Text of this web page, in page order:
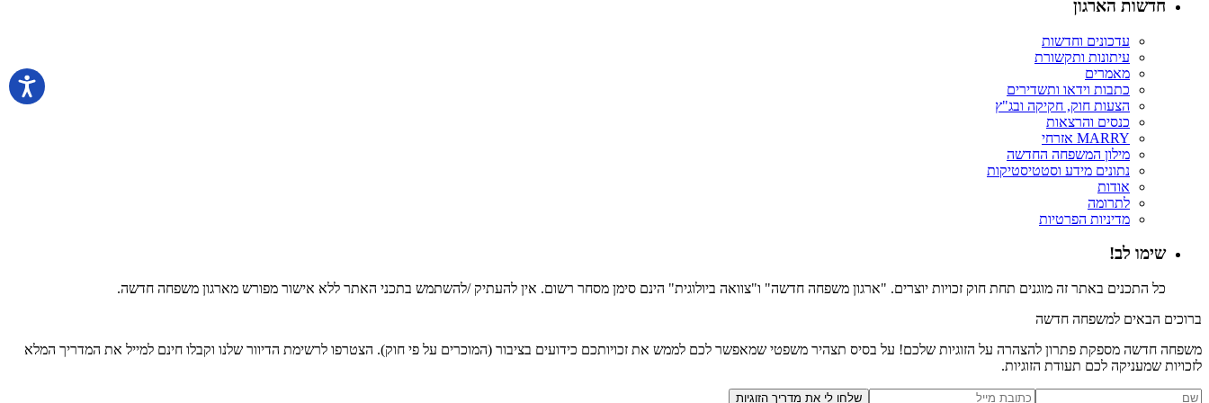
חדשות הארגון
עדכונים וחדשות
עיתונות ותקשורת
מאמרים
כתבות וידאו ותשדירים
הצעות חוק, חקיקה ובג"ץ
כנסים והרצאות
MARRY אזרחי
מילון המשפחה החדשה
נתונים מידע וסטטיסטיקות
אודות
לתרומה
מדיניות הפרטיות
שימו לב!
כל התכנים באתר זה מוגנים תחת חוק זכויות יוצרים. "ארגון משפחה חדשה" ו"צוואה ביולוגית" הינם סימן מסחר רשום. אין להעתיק /להשתמש בתכני האתר ללא אישור מפורש מארגון משפחה חדשה.
ברוכים הבאים למשפחה חדשה
משפחה חדשה מספקת פתרון להצהרה על הזוגיות שלכם! על בסיס תצהיר משפטי שמאפשר לכם לממש את זכויותכם כידועים בציבור (המוכרים על פי חוק). הצטרפו לרשימת הדיוור שלנו וקבלו חינם למייל את המדריך המלא
לזכויות שמעניקה לכם תעודת הזוגיות.